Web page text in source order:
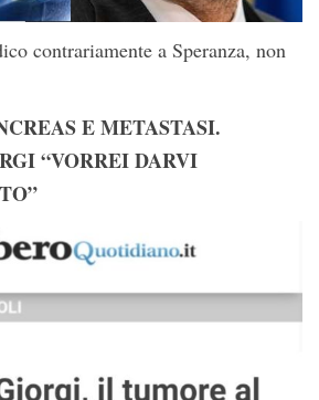
contrariamente a Speranza, non
E METASTASI.
“VORREI DARVI